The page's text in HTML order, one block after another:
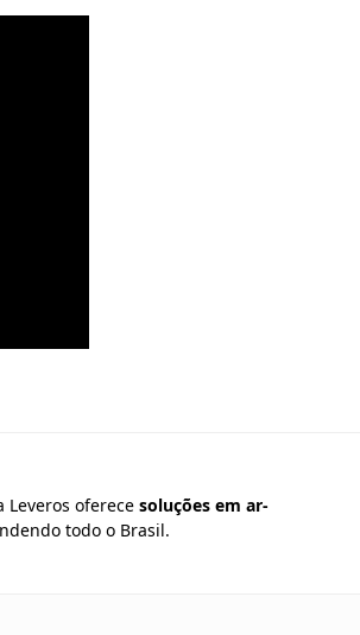
Leveros oferece soluções em ar-
todo o Brasil.